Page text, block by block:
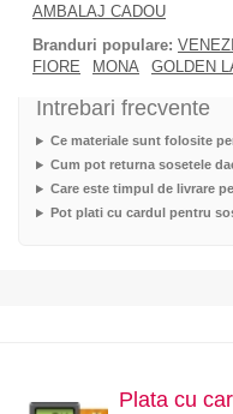
AMBALAJ CADOU
Branduri populare:
FIORE
MONA GOLDEN
Intrebari frecvente
Ce materiale sunt folosite
Cum pot returna sosetele
Care este timpul de livrare
Pot plati cu cardul pentru
Plata cu